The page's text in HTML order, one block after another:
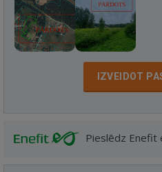
IZVEIDOT
Pieslēdz Enefit